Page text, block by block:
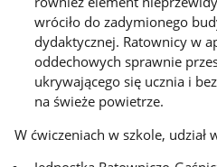
wróciło do zadymionego
dydaktycznej. Ratownicy w
oddechowych sprawnie
ukrywającego się ucznia i
na świeże powietrze.
W ćwiczeniach w szkole, udział